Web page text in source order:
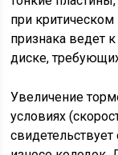
при критическом
признака ведет
диске,
Увеличение
условиях